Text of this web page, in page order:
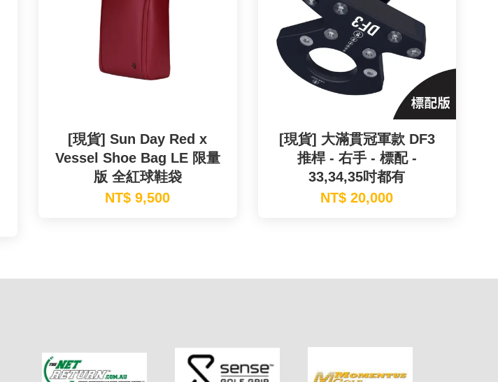
[現貨] Sun Day Red x
Vessel Shoe Bag LE 限量
版 全紅球鞋袋
NT$ 9,500
[現貨] 大滿貫冠軍款 DF3
推桿 - 右手 - 標配 -
33,34,35吋都有
NT$ 20,000